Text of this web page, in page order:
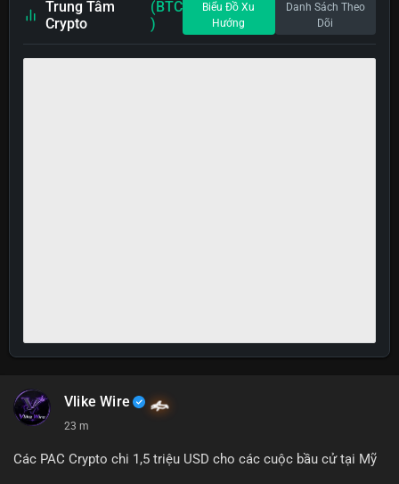
Trung Tâm
Crypto
(BTC
)
Biểu Đồ Xu
Hướng
Danh Sách Theo
Dõi
Vlike Wire
23 m
Các PAC Crypto chi 1,5 triệu USD cho các cuộc bầu cử tại Mỹ